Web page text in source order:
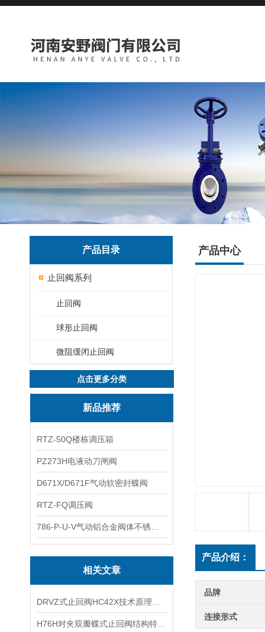
产品目录
止回阀系列
止回阀
球形止回阀
微阻缓闭止回阀
点击更多分类
新品推荐
RTZ-50Q楼栋调压箱
PZ273H电液动刀闸阀
D671X/D671F气动软密封蝶阀
RTZ-FQ调压阀
相关文章
产品中心
产品介绍：
品牌
连接形式